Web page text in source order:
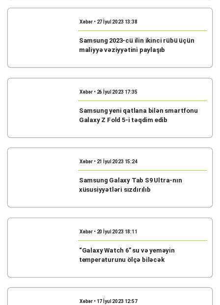
Xəbər • 27 İyul 2023 13:38
Samsung 2023-cü ilin ikinci rübü üçün
maliyyə vəziyyətini paylaşıb
Xəbər • 26 İyul 2023 17:35
Samsung yeni qatlana bilən smartfonu
Galaxy Z Fold 5-i təqdim edib
Xəbər • 21 İyul 2023 15:24
Samsung Galaxy Tab S9 Ultra-nın
xüsusiyyətləri sızdırılıb
Xəbər • 20 İyul 2023 18:11
“Galaxy Watch 6” su və yeməyin
temperaturunu ölçə biləcək
Xəbər • 17 İyul 2023 12:57